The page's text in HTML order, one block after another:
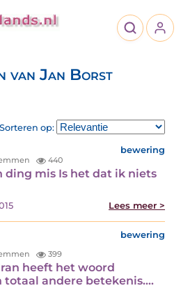
van Jan Borst
Sorteren op:
bewering
440
ding mis Is het dat ik niets
Lees meer >
bewering
399
heeft het woord
totaal andere betekenis.…